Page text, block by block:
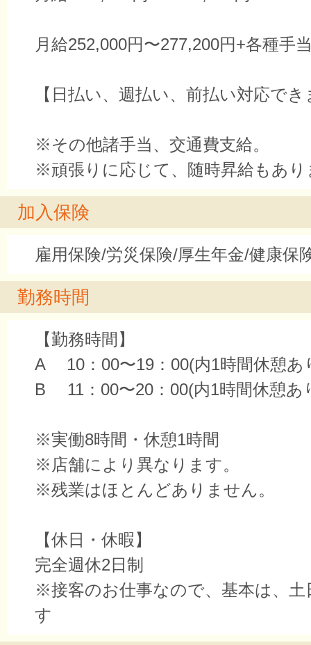
月給252,000円〜277,200円+各種手
【日払い、週払い、前払い対応で
※その他諸手当、交通費支給。
※頑張りに応じて、随時昇給もあり
加入保険
雇用保険/労災保険/厚生年金/健康保
勤務時間
【勤務時間】
A 10：00〜19：00(内1時間休憩あ
B 11：00〜20：00(内1時間休憩あ
※実働8時間・休憩1時間
※店舗により異なります。
※残業はほとんどありません。
【休日・休暇】
完全週休2日制
※接客のお仕事なので、基本は、土
す